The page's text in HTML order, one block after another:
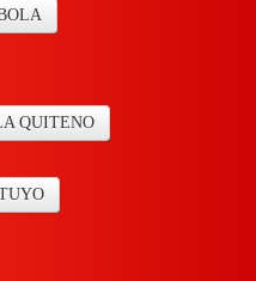
QUITENO